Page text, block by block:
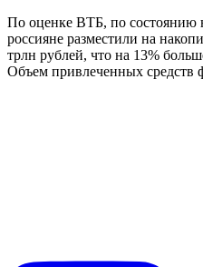
По оценке ВТБ, по состоянию
россияне разместили на
трлн рублей, что на 13%
Объем привлеченных средств